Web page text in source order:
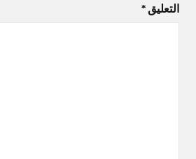
التعليق *